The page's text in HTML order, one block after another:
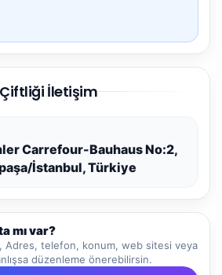
İletişim
Carrefour-Bauhaus No:2,
İstanbul, Türkiye
mı var?
Adres, telefon, konum, web sitesi veya
düzenleme önerebilirsin.